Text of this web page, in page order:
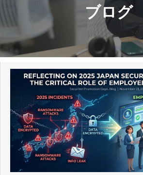
選ばれる理由
シナリオ紹介
導入事例
資料ダウンロード一覧
ブログ
よくあるご質問
ブログ